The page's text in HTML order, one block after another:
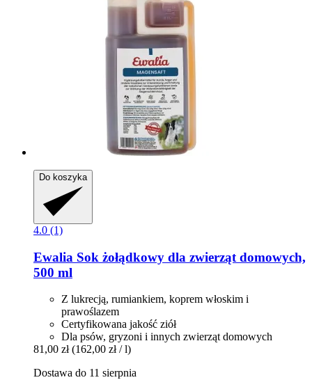
Do koszyka
4.0 (1)
Ewalia Sok żołądkowy dla zwierząt domowych,
500 ml
Z lukrecją, rumiankiem, koprem włoskim i
prawoślazem
Certyfikowana jakość ziół
Dla psów, gryzoni i innych zwierząt domowych
81,00 zł (162,00 zł / l)
Dostawa do 11 sierpnia